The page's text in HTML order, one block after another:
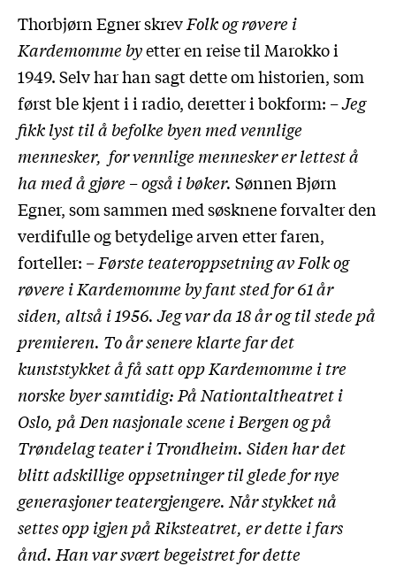
Thorbjørn Egner skrevFolk og røvere i
Kardemomme byetter en reise til Marokko i
1949. Selv har han sagt dette om historien, som
først ble kjent i i radio, deretter i bokform: – Jeg
fikk lyst til å befolke byen med vennlige
mennesker, for vennlige mennesker er lettest å
ha med å gjøre – også i bøker. Sønnen Bjørn
Egner, som sammen med søsknene forvalter den
verdifulle og betydelige arven etter faren,
forteller: – Første teateroppsetning av Folk og
røvere i Kardemomme by fant sted for 61 år
siden, altså i 1956. Jeg var da 18 år og til stede på
premieren. To år senere klarte far det
kunststykket å få satt opp Kardemomme i tre
norske byer samtidig: På Nationtaltheatret i
Oslo, på Den nasjonale scene i Bergen og på
Trøndelag teater i Trondheim. Siden har det
blitt adskillige oppsetninger til glede for nye
generasjoner teatergjengere. Når stykket nå
settes opp igjen på Riksteatret, er dette i fars
ånd. Han var svært begeistret for dette